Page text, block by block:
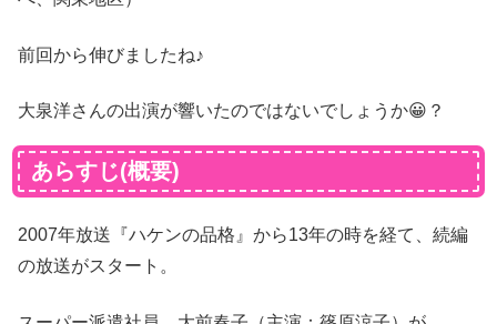
前回から伸びましたね♪
大泉洋さんの出演が響いたのではないでしょうか😀？
あらすじ(概要)
2007年放送『ハケンの品格』から13年の時を経て、続編
の放送がスタート。